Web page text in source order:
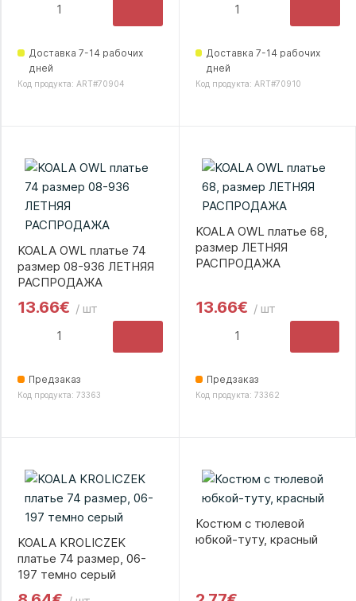
Доставка 7-14 рабочих
дней
Код продукта: ART#70904
Доставка 7-14 рабочих
дней
Код продукта: ART#70910
KOALA OWL платье 74
размер 08-936 ЛЕТНЯЯ
РАСПРОДАЖА
13.66€ / шт
Предзаказ
Код продукта: 73363
KOALA OWL платье 68,
размер ЛЕТНЯЯ
РАСПРОДАЖА
13.66€ / шт
Предзаказ
Код продукта: 73362
KOALA KROLICZEK
платье 74 размер, 06-
197 темно серый
Костюм с тюлевой
юбкой-туту, красный